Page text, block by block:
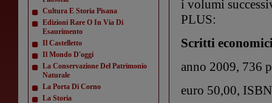
Cultura E Storia Pisana
Edizioni Rare O In Via Di
Esaurimento
Il Castelletto
Il Mondo D'oggi
La Conservazione Del Patrimonio
Naturale
La Porta Di Corno
La Storia
i volumi
PLUS:
Scritti
anno 2009, 736
euro 50,00,